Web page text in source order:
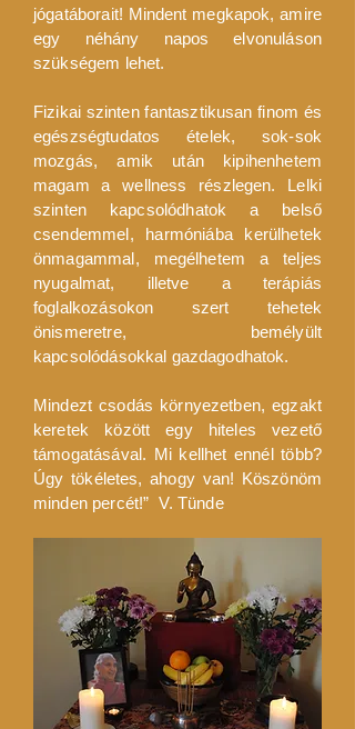
jógatáborait! Mindent megkapok, amire
egy néhány napos elvonuláson
szükségem lehet.
Fizikai szinten fantasztikusan finom és
egészségtudatos ételek, sok-sok
mozgás, amik után kipihenhetem
magam a wellness részlegen. Lelki
szinten kapcsolódhatok a belső
csendemmel, harmóniába kerülhetek
önmagammal, megélhetem a teljes
nyugalmat, illetve a terápiás
foglalkozásokon szert tehetek
önismeretre, bemélyült
kapcsolódásokkal gazdagodhatok.
Mindezt csodás környezetben, egzakt
keretek között egy hiteles vezető
támogatásával. Mi kellhet ennél több?
Úgy tökéletes, ahogy van! Köszönöm
minden percét!” V. Tünde